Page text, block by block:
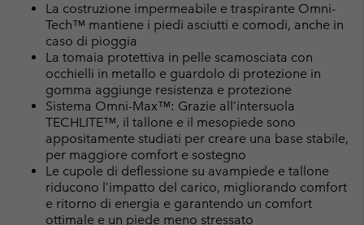
La costruzione impermeabile e traspirante Omni-
Tech™ mantiene i piedi asciutti e comodi, anche in
caso di pioggia
La tomaia protettiva in pelle scamosciata con
occhielli in metallo e guardolo di protezione in
gomma aggiunge resistenza e protezione
Sistema Omni-Max™: Grazie all’intersuola
TECHLITE™, il tallone e il mesopiede sono
appositamente studiati per creare una base stabile,
per maggiore comfort e sostegno
Le cupole di deflessione su avampiede e tallone
riducono l’impatto del carico, migliorando comfort
e ritorno di energia e garantendo un comfort
ottimale e un piede meno stressato